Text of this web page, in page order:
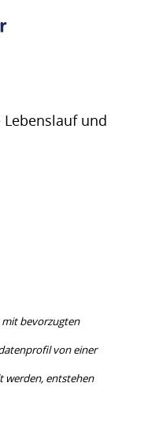
und
bevorzugten
von einer
werden, entstehen